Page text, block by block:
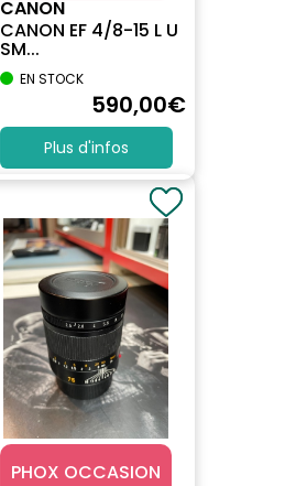
CANON
CANON EF 4/8-15 L U
SM...
EN STOCK
590,00€
Plus d'infos
PHOX OCCASION